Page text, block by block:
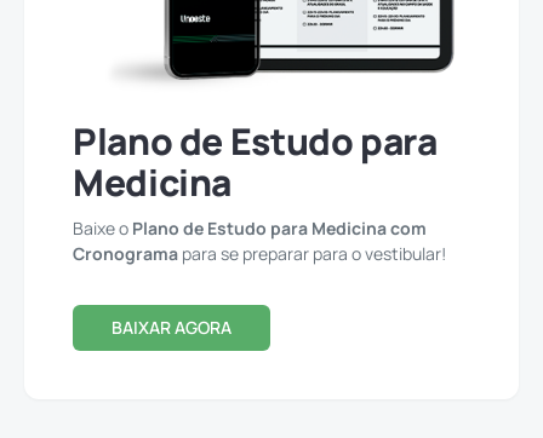
Plano de Estudo para
Medicina
Baixe o Plano de Estudo para Medicina com
Cronograma para se preparar para o vestibular!
BAIXAR AGORA